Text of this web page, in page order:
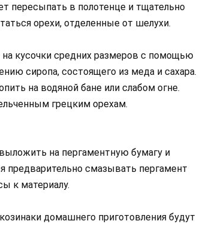
пересыпать в полотенце и тщательно
орехи, отделенные от шелухи.
кусочки средних размеров с помощью
сиропа, состоящего из меда и сахара.
на водяной бане или слабом огне.
грецким орехам.
на пергаментную бумагу и
предварительно смазывать пергамент
к материалу.
домашнего приготовления будут